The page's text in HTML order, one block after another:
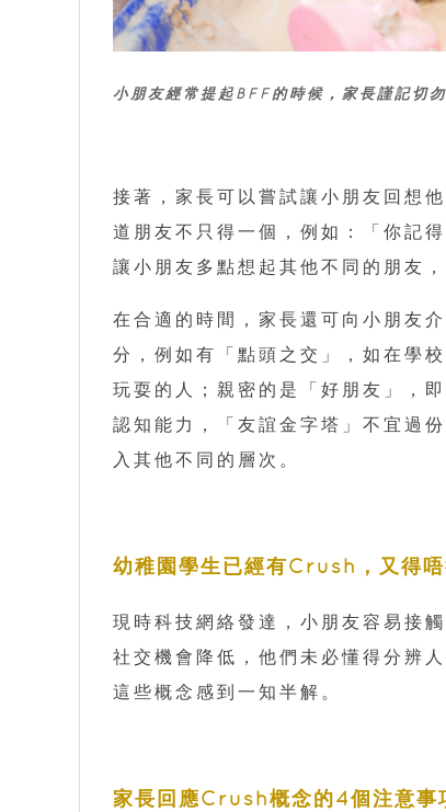
小朋友經常提起BFF的時候，家長謹記切
接著，家長可以嘗試讓小朋友回想
道朋友不只得一個，例如：「你記
讓小朋友多點想起其他不同的朋友
在合適的時間，家長還可向小朋友
分，例如有「點頭之交」，如在學
玩耍的人；親密的是「好朋友」，
認知能力，「友誼金字塔」不宜過
入其他不同的層次。
幼稚園學生已經有Crush，又得唔
現時科技網絡發達，小朋友容易接
社交機會降低，他們未必懂得分辨
這些概念感到一知半解。
家長回應Crush概念的4個注意事